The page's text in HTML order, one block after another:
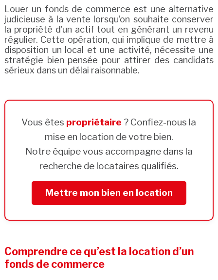
Louer un fonds de commerce est une alternative
judicieuse à la vente lorsqu’on souhaite conserver
la propriété d’un actif tout en générant un revenu
régulier. Cette opération, qui implique de mettre à
disposition un local et une activité, nécessite une
stratégie bien pensée pour attirer des candidats
sérieux dans un délai raisonnable.
Vous êtes propriétaire ? Confiez-nous la
mise en location de votre bien.
Notre équipe vous accompagne dans la
recherche de locataires qualifiés.
Mettre mon bien en location
Comprendre ce qu’est la location d’un
fonds de commerce